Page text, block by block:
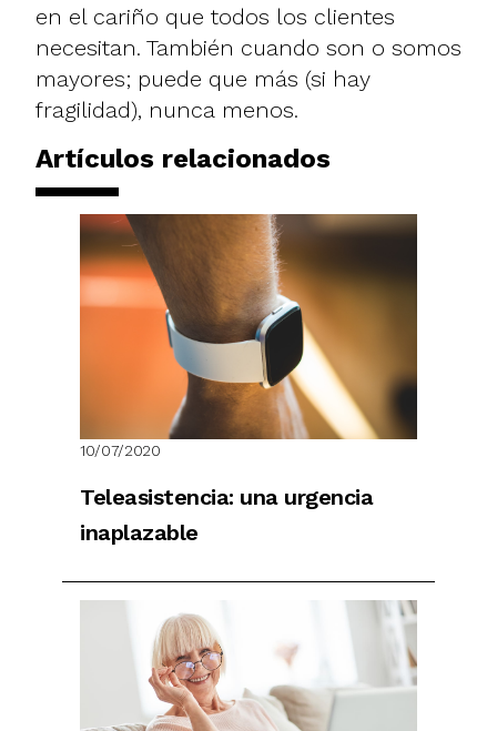
en el cariño que todos los clientes
necesitan. También cuando son o somos
mayores; puede que más (si hay
fragilidad), nunca menos.
Artículos relacionados
10/07/2020
Teleasistencia: una urgencia
inaplazable